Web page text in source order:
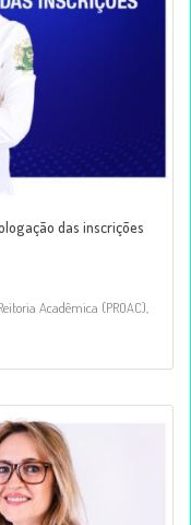
das inscrições
Acadêmica (PROAC),